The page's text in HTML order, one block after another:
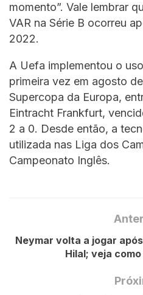
momento”. Vale lembrar
VAR na Série B ocorreu
2022.
A Uefa implementou o
primeira vez em agosto
Supercopa da Europa,
Eintracht Frankfurt,
2 a 0. Desde então, a
utilizada nas Liga dos
Campeonato Inglês.
Neymar volta a jogar
Hilal; veja